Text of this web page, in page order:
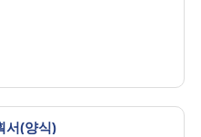
서(양식)